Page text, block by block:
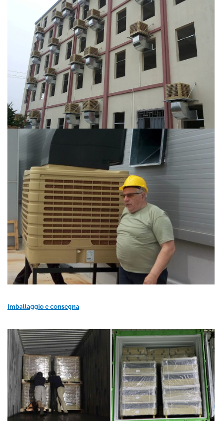
Imballaggio e consegna